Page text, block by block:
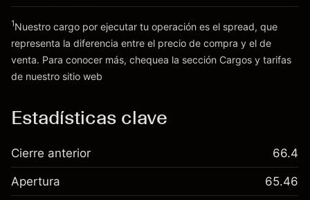
Cargos
1Nuestro cargo por ejecutar tu operación es el spread, que
representa la diferencia entre el precio de compra y el de
venta. Para conocer más, chequea la sección Cargos y tarifas
de nuestro sitio web
Estadísticas clave
Cierre anterior 66.4
Apertura 65.46